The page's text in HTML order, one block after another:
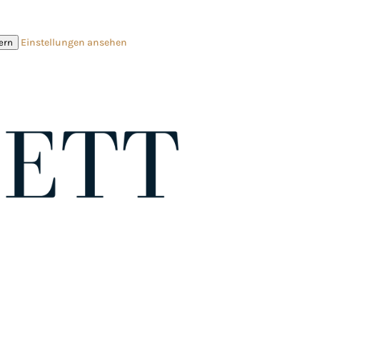
Einstellungen ansehen